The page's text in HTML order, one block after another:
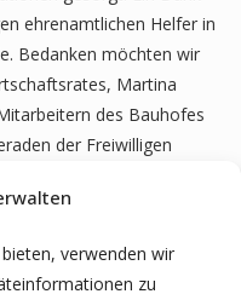
verwenden wir
zu
ehrenamtlichen Helfer in
Bedanken möchten wir
Martina
des Bauhofes
der Freiwilligen
gute Zusammenarbeit.